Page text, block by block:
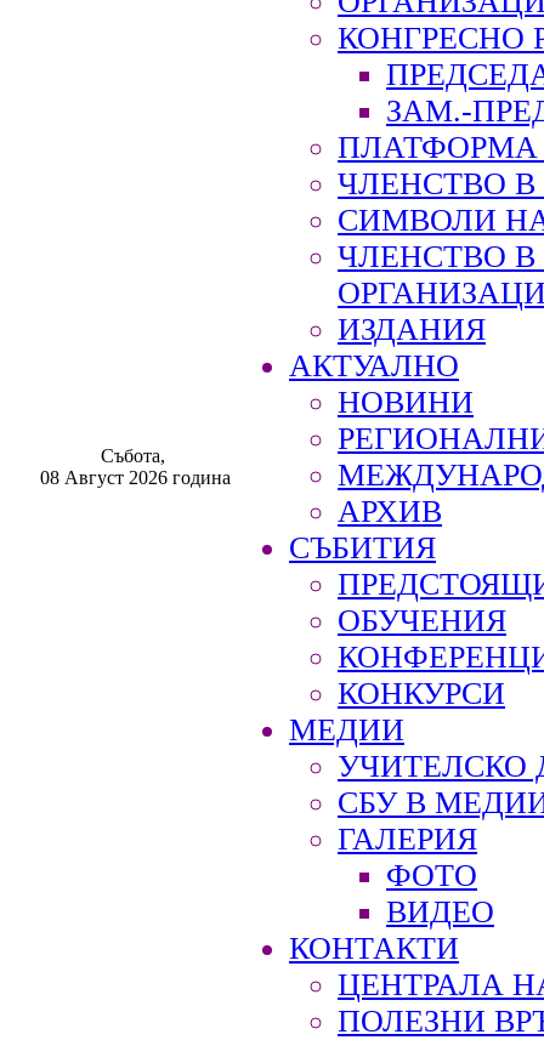
Събота,
08 Август 2026 година
КОНГРЕСНО
ЗАМ.-
ПЛАТФОРМА
ЧЛЕНСТВО В
СИМВОЛИ
ЧЛЕНСТВО
ИЗДАНИЯ
АКТУАЛНО
НОВИНИ
АРХИВ
СЪБИТИЯ
ОБУЧЕНИЯ
КОНКУРСИ
МЕДИИ
УЧИТЕЛСКО
СБУ В
ГАЛЕРИЯ
ФОТО
ВИДЕО
КОНТАКТИ
ЦЕНТРАЛА
ПОЛЕЗНИ